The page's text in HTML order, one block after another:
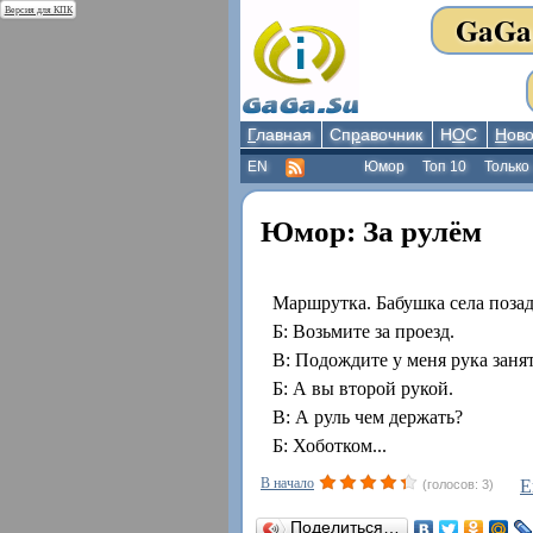
Версия для КПК
Главная Справочник НОС Н
Топ 10
Юмор
EN
Юмор: За рулём
Маршрутка. Бабушка села
Б: Возьмите за проезд.
В: Подождите у меня рука
Б: А вы второй рукой.
В: А руль чем держать?
Б: Хоботком...
В начало (голосов: 3)
Поделиться…